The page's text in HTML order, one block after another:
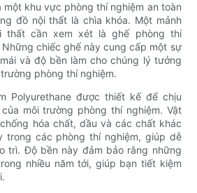
một khu vực phòng thí nghiệm an toàn
đồ nội thất là chìa khóa. Một mảnh
thất cần xem xét là ghế phòng thí
chiếc ghế này cung cấp một sự
và độ bền làm cho chúng lý tưởng
phòng thí nghiệm.
Polyurethane được thiết kế để chịu
môi trường phòng thí nghiệm. Vật
hóa chất, dầu và các chất khác
trong các phòng thí nghiệm, giúp dễ
trì. Độ bền này đảm bảo rằng những
nhiều năm tới, giúp bạn tiết kiệm